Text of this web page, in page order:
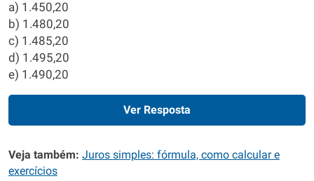
a) 1.450,20
b) 1.480,20
c) 1.485,20
d) 1.495,20
e) 1.490,20
Ver Resposta
Veja também: Juros simples: fórmula, como calcular e
exercícios